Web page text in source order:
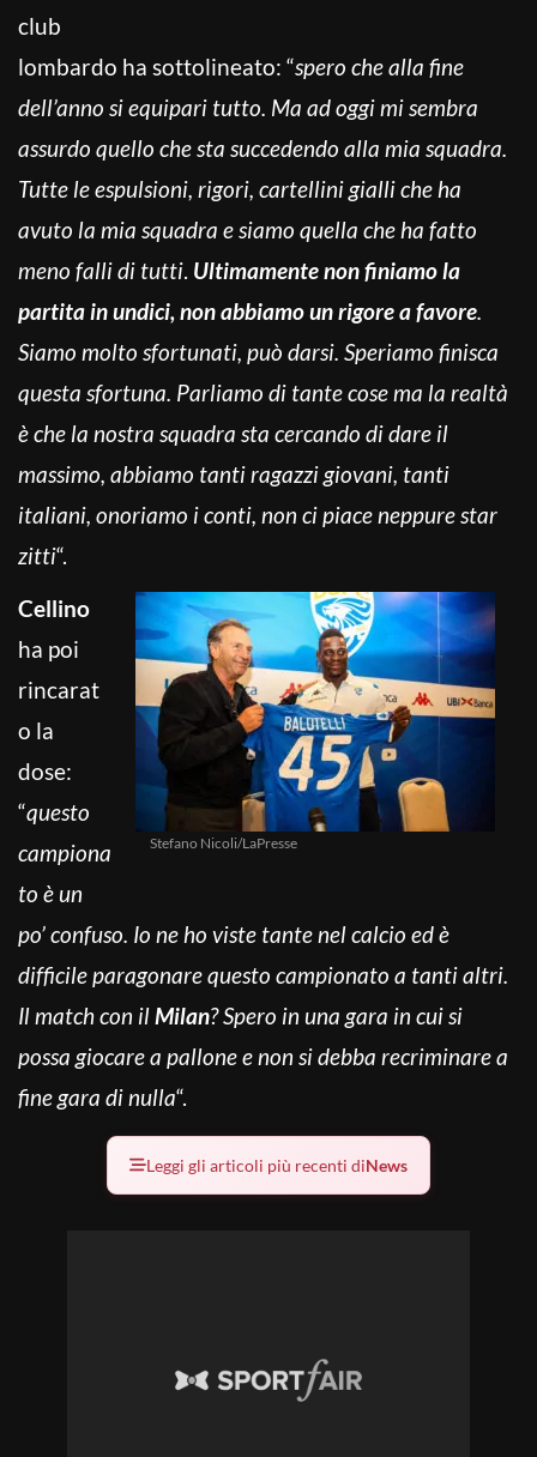
club
lombardo ha sottolineato: “spero che alla fine
dell’anno si equipari tutto. Ma ad oggi mi sembra
assurdo quello che sta succedendo alla mia squadra.
Tutte le espulsioni, rigori, cartellini gialli che ha
avuto la mia squadra e siamo quella che ha fatto
meno falli di tutti. Ultimamente non finiamo la
partita in undici, non abbiamo un rigore a favore.
Siamo molto sfortunati, può darsi. Speriamo finisca
questa sfortuna. Parliamo di tante cose ma la realtà
è che la nostra squadra sta cercando di dare il
massimo, abbiamo tanti ragazzi giovani, tanti
italiani, onoriamo i conti, non ci piace neppure star
zitti“.
Stefano Nicoli/LaPresse
Cellino
ha poi
rincarat
o la
dose:
“questo
campiona
to è un
po’ confuso. Io ne ho viste tante nel calcio ed è
difficile paragonare questo campionato a tanti altri.
Il match con ilMilan? Spero in una gara in cui si
possa giocare a pallone e non si debba recriminare a
fine gara di nulla“.
Leggi gli articoli più recenti diNews